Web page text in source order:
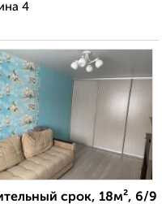
4
срок, 18м², 6/9